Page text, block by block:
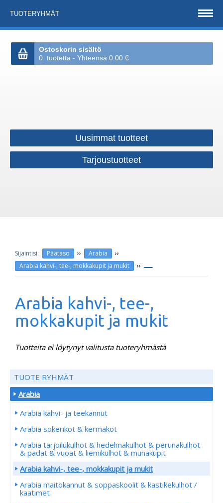
TUOTERYHMÄT
Ostoskorin sisältö
0 tuotetta - Yhteensä 0.00 €
Uusimmat tuotteet
Tarjoustuotteet
Päätaso ›› Arabia ››
Arabia kahvi-, tee-, mokkakupit ja mukit ››
Arabia kahvi-, tee-,
mokkakupit ja mukit
Tuotteita ei löytynyt valitusta tuoteryhmästä
TUOTE RYHMÄT
Arabia
Arabia kahvi- ja teekannut
Arabia sokerikot & kermakot
Arabia tarjoilukulhot & hedelmäkulhot & perunakulhot
& padat & vuoat & liemikulhot & munakupit
Arabia kahvi-, tee-, mokkakupit ja mukit
Arabia maitokannut & soppaskoolit & kastikekulhot /
kaatimet